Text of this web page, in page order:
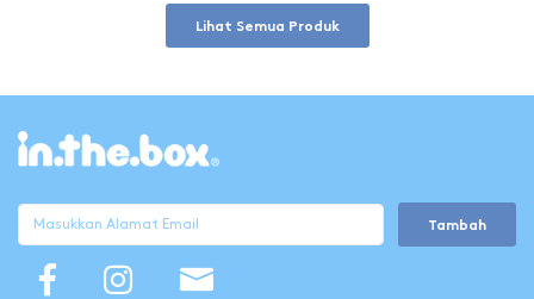
Lihat Semua Produk
Tambah